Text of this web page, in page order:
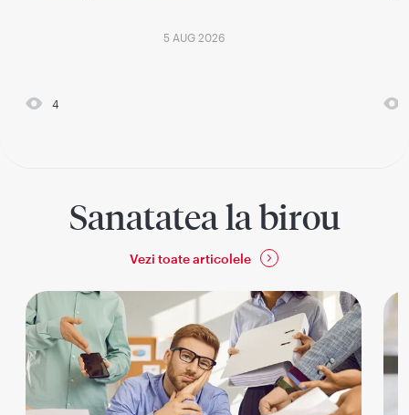
5 AUG 2026
4
Sanatatea la birou
Vezi toate articolele